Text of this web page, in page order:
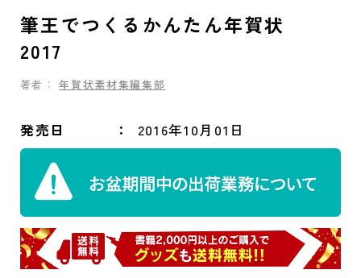
筆王でつくるかんたん年賀状
2017
著者： 年賀状素材集編集部
発売日 2016年10月01日